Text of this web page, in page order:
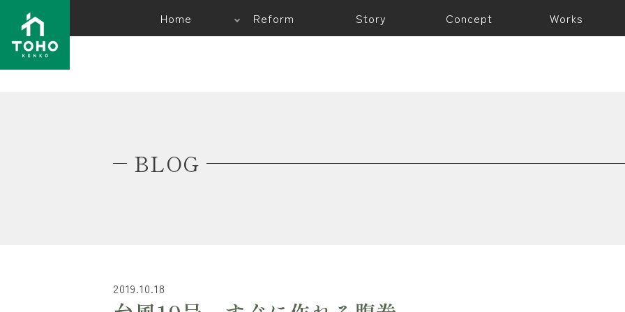
Home Reform Story Concept Works
BLOG
2019.10.18